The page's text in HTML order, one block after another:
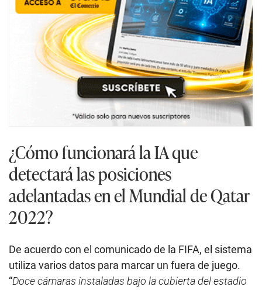
¿Cómo funcionará la IA que
detectará las posiciones
adelantadas en el Mundial de Qatar
2022?
De acuerdo con el comunicado de la FIFA, el sistema
utiliza varios datos para marcar un fuera de juego.
“Doce cámaras instaladas bajo la cubierta del estadio